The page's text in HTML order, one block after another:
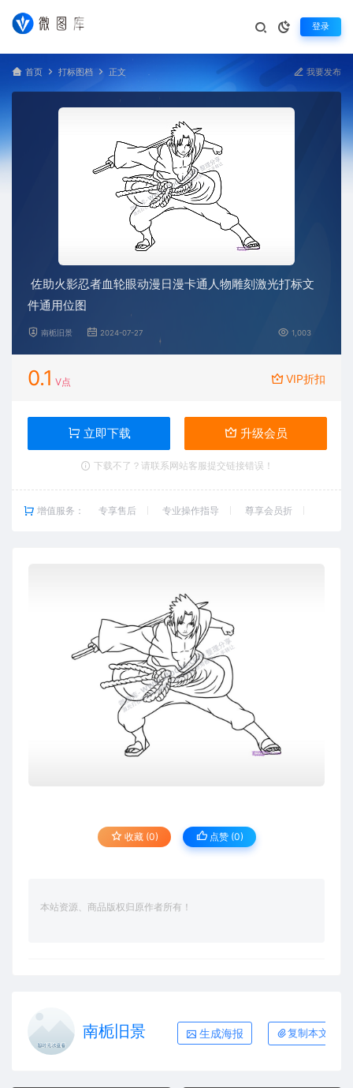
登录
首页 打标图档 正文 我要发布
佐助火影忍者血轮眼动漫日漫卡通人物雕刻激光打标文
件通用位图
南栀旧景 2024-07-27 1,003
0.1 V点 VIP折扣
立即下载 升级会员
下载不了？请联系网站客服提交链接错误！
增值服务： 专享售后 专业操作指导 尊享会员折
收藏 (0) 点赞 (0)
本站资源、商品版权归原作者所有！
南栀旧景 生成海报 复制本文链接